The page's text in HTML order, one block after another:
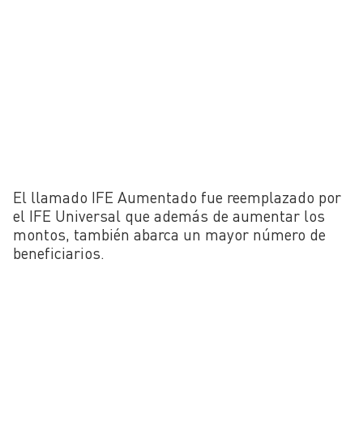
El llamado IFE Aumentado fue reemplazado por
el IFE Universal que además de aumentar los
montos, también abarca un mayor número de
beneficiarios.